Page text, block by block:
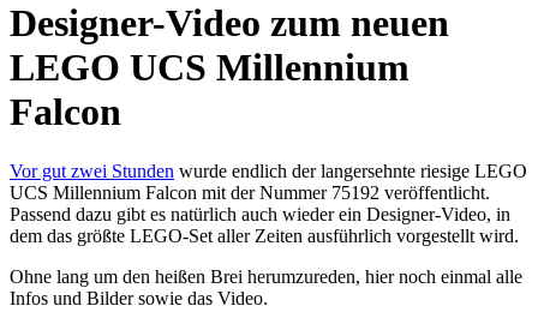
Designer-Video zum neuen
LEGO UCS Millennium
Falcon
Vor gut zwei Stunden wurde endlich der langersehnte riesige LEGO
UCS Millennium Falcon mit der Nummer 75192 veröffentlicht.
Passend dazu gibt es natürlich auch wieder ein Designer-Video, in
dem das größte LEGO-Set aller Zeiten ausführlich vorgestellt wird.
Ohne lang um den heißen Brei herumzureden, hier noch einmal alle
Infos und Bilder sowie das Video.